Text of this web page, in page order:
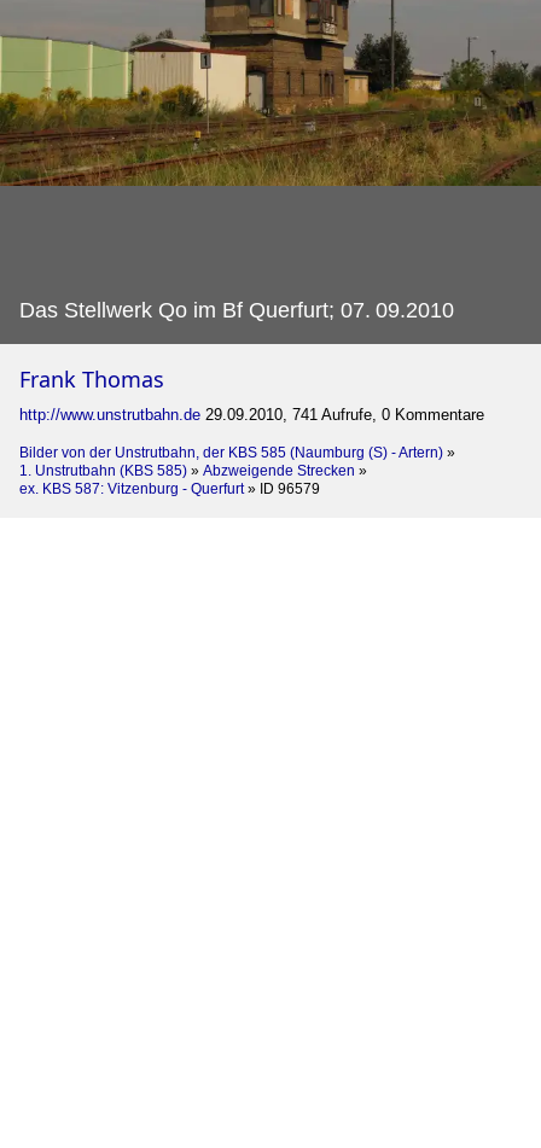
Das Stellwerk Qo im Bf Querfurt; 07. 09.2010
Frank Thomas
http://www.unstrutbahn.de 29.09.2010, 741 Aufrufe, 0 Kommentare
Bilder von der Unstrutbahn, der KBS 585 (Naumburg (S) - Artern) »
1. Unstrutbahn (KBS 585) » Abzweigende Strecken »
ex. KBS 587: Vitzenburg - Querfurt» ID 96579